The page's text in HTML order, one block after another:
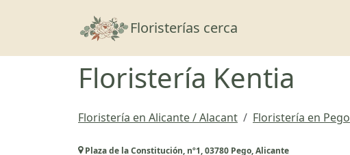
Floristerías cerca
Floristería Kentia
Floristería en Alicante / Alacant Floristería en Pego
Plaza de la Constitución, nº1, 03780 Pego, Alicante